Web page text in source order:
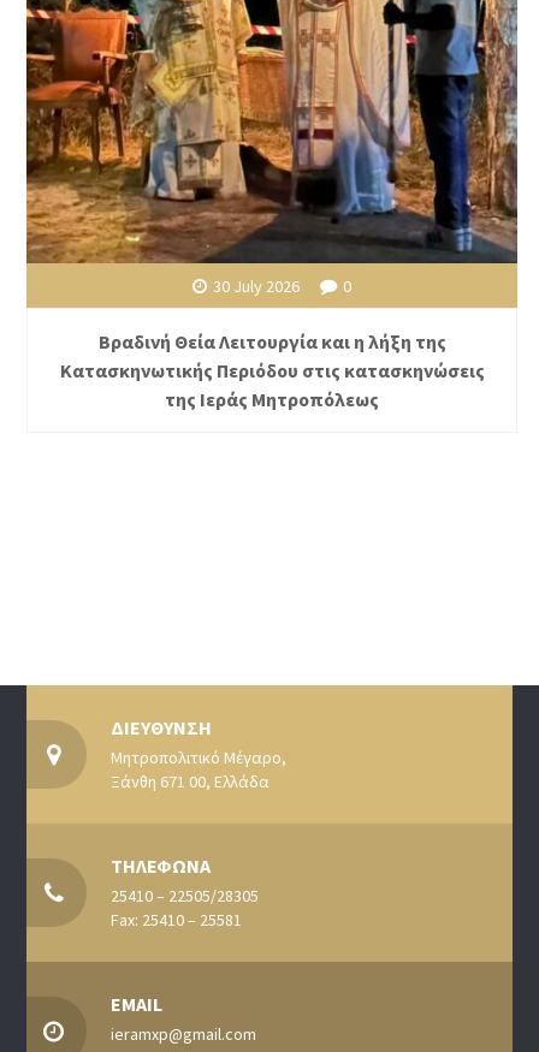
30 July 2026 0
Βραδινή Θεία Λειτουργία και η λήξη της
Κατασκηνωτικής Περιόδου στις κατασκηνώσεις
της Ιεράς Μητροπόλεως
ΔΙΕΥΘΥΝΣΗ
Μητροπολιτικό Μέγαρο,
Ξάνθη 671 00, Ελλάδα
ΤΗΛΕΦΩΝΑ
25410 – 22505/28305
Fax: 25410 – 25581
EMAIL
ieramxp@gmail.com